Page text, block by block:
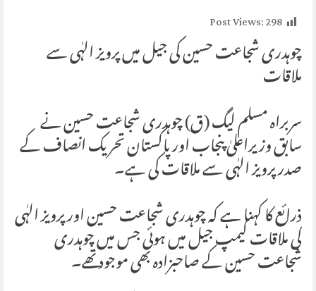
Post Views:298
چوہدری شجاعت حسین کی جیل میں پرویز الہٰی سے
ملاقات
سربراہ مسلم لیگ (ق) چوہدری شجاعت حسین نے
سابق وزیراعلیٰ پنجاب اور پاکستان تحریک انصاف کے
صدر پرویز الہٰی سے ملاقات کی ہے۔
ذرائع کا کہنا ہے کہ چوہدری شجاعت حسین اور پرویز الہٰی
کی ملاقات کیمپ جیل میں ہوئی جس میں چوہدری
شجاعت حسین کے صاحبزادہ بھی موجود تھے۔